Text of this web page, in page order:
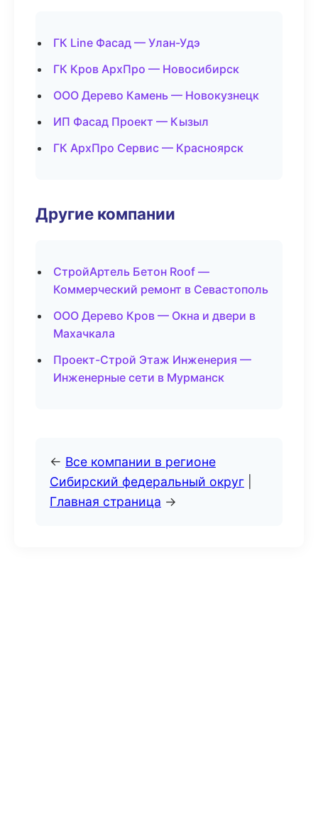
ГК Line Фасад — Улан-Удэ
ГК Кров АрхПро — Новосибирск
ООО Дерево Камень — Новокузнецк
ИП Фасад Проект — Кызыл
ГК АрхПро Сервис — Красноярск
Другие компании
СтройАртель Бетон Roof —
Коммерческий ремонт в Севастополь
ООО Дерево Кров — Окна и двери в
Махачкала
Проект-Строй Этаж Инженерия —
Инженерные сети в Мурманск
← Все компании в регионе
Сибирский федеральный округ
Главная страница →